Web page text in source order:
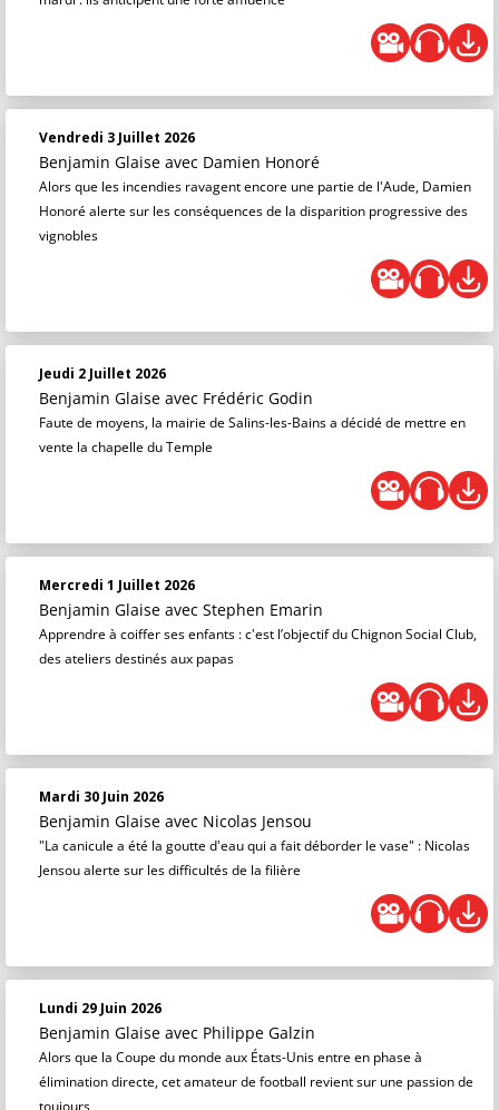
Vendredi 3 Juillet 2026
Benjamin Glaise avec Damien Honoré
Alors que les incendies ravagent encore une partie de l'Aude, Damien
Honoré alerte sur les conséquences de la disparition progressive des
vignobles
Jeudi 2 Juillet 2026
Benjamin Glaise avec Frédéric Godin
Faute de moyens, la mairie de Salins-les-Bains a décidé de mettre en
vente la chapelle du Temple
Mercredi 1 Juillet 2026
Benjamin Glaise avec Stephen Emarin
Apprendre à coiffer ses enfants : c'est l’objectif du Chignon Social Club,
des ateliers destinés aux papas
Mardi 30 Juin 2026
Benjamin Glaise avec Nicolas Jensou
"La canicule a été la goutte d'eau qui a fait déborder le vase" : Nicolas
Jensou alerte sur les difficultés de la filière
Lundi 29 Juin 2026
Benjamin Glaise avec Philippe Galzin
Alors que la Coupe du monde aux États-Unis entre en phase à
élimination directe, cet amateur de football revient sur une passion de
toujours